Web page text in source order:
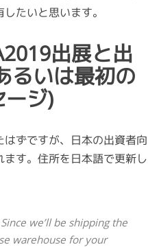
たいと思います。
出展と出
るいは最初の
ージ)
ずですが、日本の出資者向
す。住所を日本語で更新し
we’ll be shipping the
warehouse for your